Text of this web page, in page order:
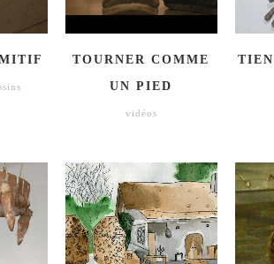
TOURNER COMME
UN PIED
vidéos